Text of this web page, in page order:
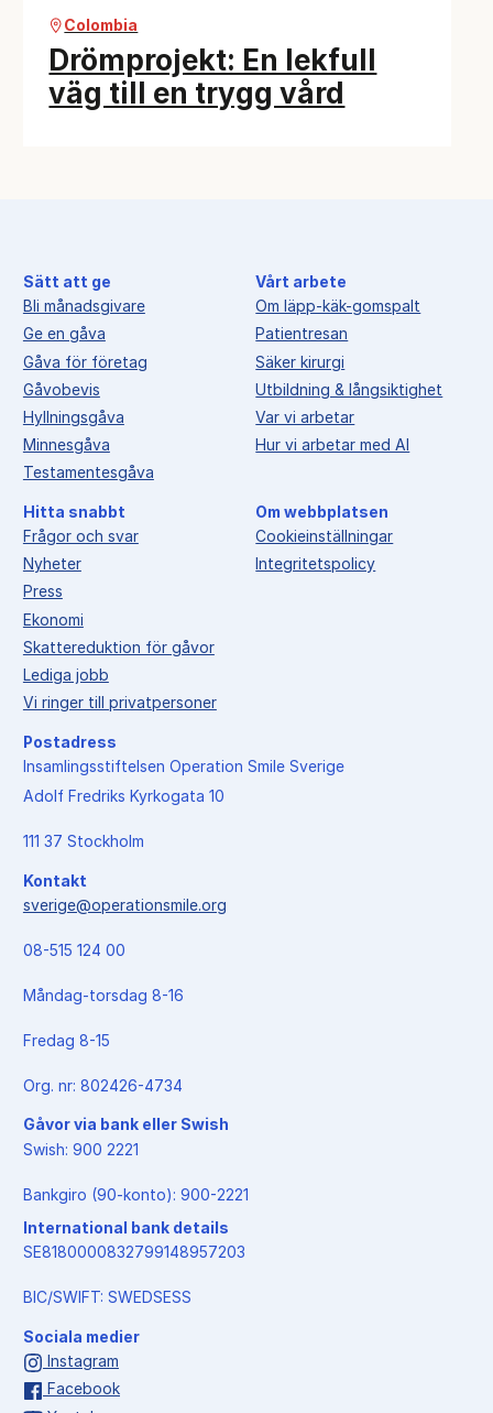
Colombia
Drömprojekt: En lekfull
väg till en trygg vård
Sätt att ge
Bli månadsgivare
Ge en gåva
Gåva för företag
Gåvobevis
Hyllningsgåva
Minnesgåva
Testamentesgåva
Vårt arbete
Om läpp-käk-gomspalt
Patientresan
Säker kirurgi
Utbildning & långsiktighet
Var vi arbetar
Hur vi arbetar med AI
Hitta snabbt
Frågor och svar
Nyheter
Press
Ekonomi
Skattereduktion för gåvor
Lediga jobb
Vi ringer till privatpersoner
Om webbplatsen
Cookieinställningar
Integritetspolicy
Postadress
Insamlingsstiftelsen Operation Smile Sverige
Adolf Fredriks Kyrkogata 10
111 37 Stockholm
Kontakt
sverige@operationsmile.org
08-515 124 00
Måndag-torsdag 8-16
Fredag 8-15
Org. nr: 802426-4734
Gåvor via bank eller Swish
Swish: 900 2221
Bankgiro (90-konto): 900-2221
International bank details
SE8180000832799148957203
BIC/SWIFT: SWEDSESS
Sociala medier
Instagram
Facebook